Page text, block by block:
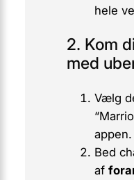
hele
2. Kom
med
Vælg
appen.
Bed
af